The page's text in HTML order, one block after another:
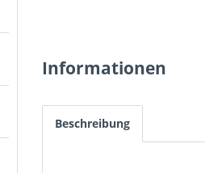
Informationen
Beschreibung